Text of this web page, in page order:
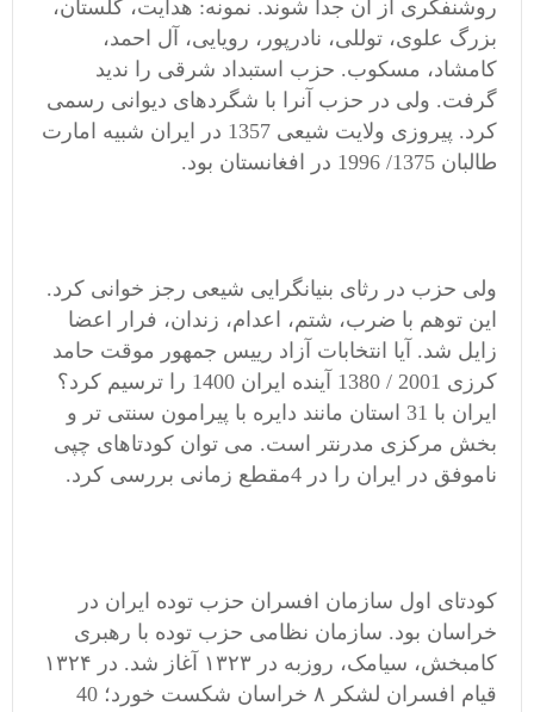
روشنفکری از آن جدا شوند. نمونه: هدایت، گلستان،
بزرگ علوی، توللی، نادرپور، رویایی، آل احمد،
کامشاد، مسکوب. حزب استبداد شرقی را ندید
گرفت. ولی در حزب آنرا با شگردهای دیوانی رسمی
کرد. پیروزی ولایت شیعی 1357 در ایران شبیه امارت
طالبان 1375/ 1996 در افغانستان بود.
ولی حزب در رثای بنیانگرایی شیعی رجز خوانی کرد.
این توهم با ضرب، شتم، اعدام، زندان، فرار اعضا
زایل شد. آیا انتخابات آزاد رییس جمهور موقت حامد
کرزی 2001 / 1380 آینده ایران 1400 را ترسیم کرد؟
ایران با 31 استان مانند دایره با پیرامون سنتی تر و
بخش مرکزی مدرنتر است. می توان کودتاهای چپی
ناموفق در ایران را در 4مقطع زمانی بررسی کرد.
کودتای اول سازمان افسران حزب توده ایران در
خراسان بود. سازمان نظامی حزب توده با رهبری
کامبخش، سیامک، روزبه در ۱۳۲۳ آغاز شد. در ۱۳۲۴
قیام افسران لشکر ۸ خراسان شکست خورد؛ 40